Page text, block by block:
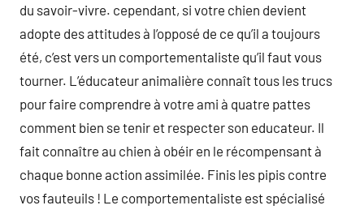
du savoir-vivre. cependant, si votre chien devient
adopte des attitudes à l’opposé de ce qu’il a toujours
été, c’est vers un comportementaliste qu’il faut vous
tourner. L’éducateur animalière connaît tous les trucs
pour faire comprendre à votre ami à quatre pattes
comment bien se tenir et respecter son educateur. Il
fait connaître au chien à obéir en le récompensant à
chaque bonne action assimilée. Finis les pipis contre
vos fauteuils ! Le comportementaliste est spécialisé